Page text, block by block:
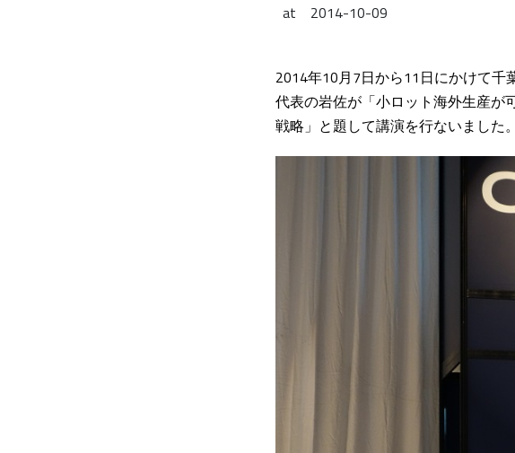
at 2014-10-09
2014年10月7日から11日にかけて千
代表の岩佐が「小ロット海外生産が
戦略」と題して講演を行ないました。